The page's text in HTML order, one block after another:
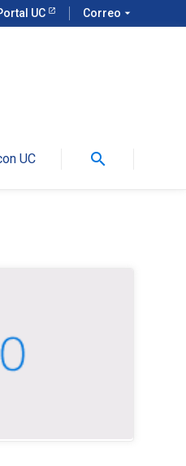
UC Correo arrow_drop_down
UC search